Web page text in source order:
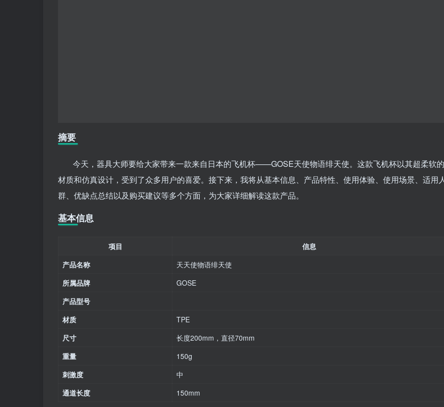
摘要
今天，器具大师要给大家带来一款来自日本的飞机杯——GOSE天使物语绯天使。这款飞机杯以其超柔软的
材质和仿真设计，受到了众多用户的喜爱。接下来，我将从基本信息、产品特性、使用体验、使用场景、适用
群、优缺点总结以及购买建议等多个方面，为大家详细解读这款产品。
基本信息
项目
信息
产品名称
天天使物语绯天使
所属品牌
GOSE
产品型号
材质
TPE
尺寸
长度200mm，直径70mm
重量
150g
刺激度
中
通道长度
150mm